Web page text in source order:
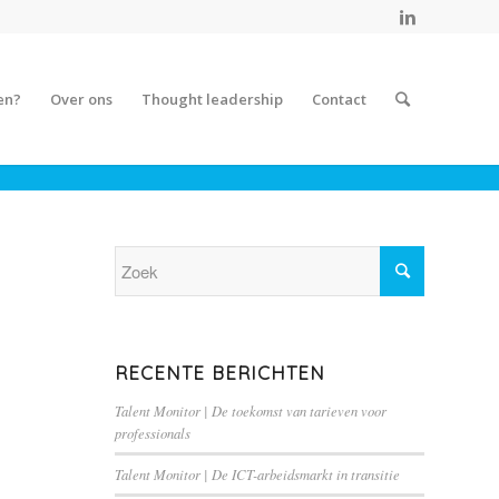
Over ons Thought leadership Contact
RECENTE BERICHTEN
Talent Monitor | De toekomst van tarieven voor
professionals
Talent Monitor | De ICT-arbeidsmarkt in transitie